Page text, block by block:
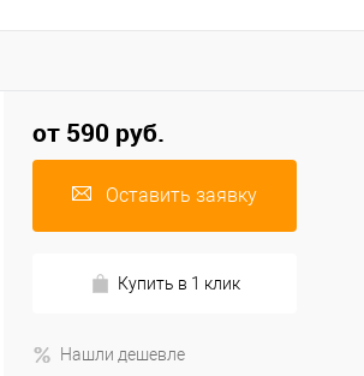
от 590 руб.
Оставить заявку
Купить в 1 клик
Нашли дешевле